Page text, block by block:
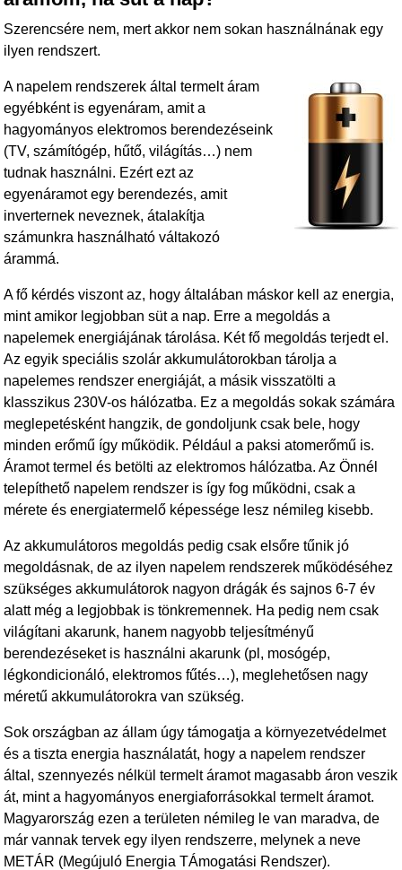
Szerencsére nem, mert akkor nem sokan használnának egy
ilyen rendszert.
A napelem rendszerek által termelt áram
egyébként is egyenáram, amit a
hagyományos elektromos berendezéseink
(TV, számítógép, hűtő, világítás…) nem
tudnak használni. Ezért ezt az
egyenáramot egy berendezés, amit
inverternek neveznek, átalakítja
számunkra használható váltakozó
árammá.
A fő kérdés viszont az, hogy általában máskor kell az energia,
mint amikor legjobban süt a nap. Erre a megoldás a
napelemek energiájának tárolása. Két fő megoldás terjedt el.
Az egyik speciális szolár akkumulátorokban tárolja a
napelemes rendszer energiáját, a másik visszatölti a
klasszikus 230V-os hálózatba. Ez a megoldás sokak számára
meglepetésként hangzik, de gondoljunk csak bele, hogy
minden erőmű így működik. Például a paksi atomerőmű is.
Áramot termel és betölti az elektromos hálózatba. Az Önnél
telepíthető napelem rendszer is így fog működni, csak a
mérete és energiatermelő képessége lesz némileg kisebb.
Az akkumulátoros megoldás pedig csak elsőre tűnik jó
megoldásnak, de az ilyen napelem rendszerek működéséhez
szükséges akkumulátorok nagyon drágák és sajnos 6-7 év
alatt még a legjobbak is tönkremennek. Ha pedig nem csak
világítani akarunk, hanem nagyobb teljesítményű
berendezéseket is használni akarunk (pl, mosógép,
légkondicionáló, elektromos fűtés…), meglehetősen nagy
méretű akkumulátorokra van szükség.
Sok országban az állam úgy támogatja a környezetvédelmet
és a tiszta energia használatát, hogy a napelem rendszer
által, szennyezés nélkül termelt áramot magasabb áron veszik
át, mint a hagyományos energiaforrásokkal termelt áramot.
Magyarország ezen a területen némileg le van maradva, de
már vannak tervek egy ilyen rendszerre, melynek a neve
METÁR (Megújuló Energia TÁmogatási Rendszer).